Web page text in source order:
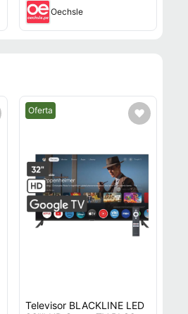
Oechsle
Mejor precio.
Oferta
Televisor BLACKLINE LED